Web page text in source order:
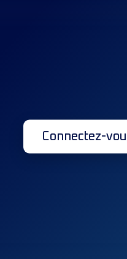
Connectez-